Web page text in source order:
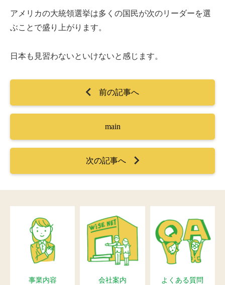
アメリカの大統領選挙は多くの国民が次のリーダーを選
ぶことで盛り上がります。
日本も見習わないといけないと感じます。
前の記事へ
main
次の記事へ
事業内容 会社案内 よくある質問